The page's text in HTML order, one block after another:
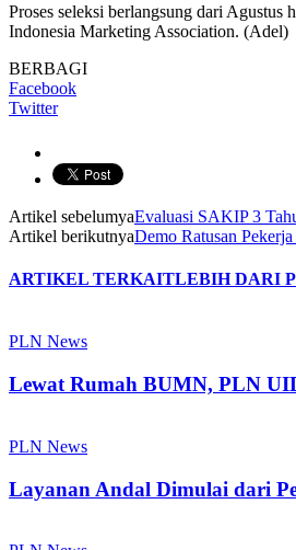
Proses seleksi berlangsung dari
Indonesia Marketing Association. (Adel)
BERBAGI
Facebook
Twitter
Artikel sebelumyaEvaluasi SAKIP 3
Artikel berikutnyaDemo Ratusan
ARTIKEL TERKAITLEBIH DARI
PLN News
Lewat Rumah BUMN, PLN
PLN News
Layanan Andal Dimulai dari